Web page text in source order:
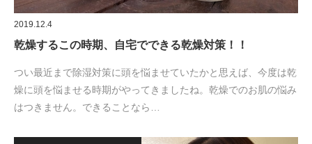
2019.12.4
乾燥するこの時期、自宅でできる乾燥対策！！
つい最近まで除湿対策に頭を悩ませていたかと思えば、今度は乾
燥に頭を悩ませる時期がやってきましたね。乾燥でのお肌の悩み
はつきません。できることなら…